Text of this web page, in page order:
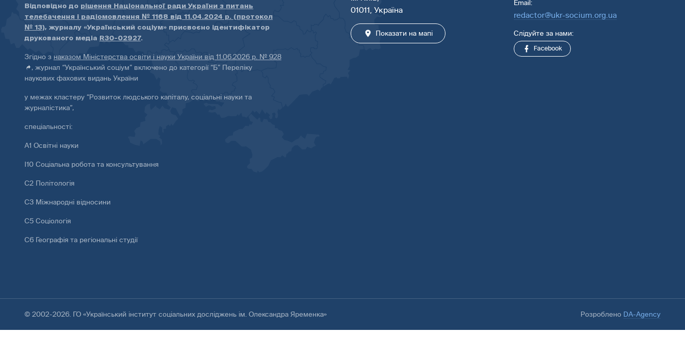
Відповідно до рішення Національної ради України з питань
телебачення і радіомовлення № 1168 від 11.04.2024 р. (протокол
№ 13), журналу «Український соціум» присвоєно ідентифікатор
друкованого медіа R30-02927.
Згідно з наказом Міністерства освіти і науки України від 11.06.2026 р. № 928
, журнал “Український соціум” включено до категорії “Б” Переліку
наукових фахових видань України
у межах кластеру “Розвиток людського капіталу, соціальні науки та
журналістика”,
спеціальності:
А1 Освітні науки
І10 Соціальна робота та консультування
С2 Політологія
С3 Міжнародні відносини
С5 Соціологія
С6 Географія та регіональні студії
01011, Україна
Показати на мапі
Email:
redactor@ukr-socium.org.ua
Слідуйте за нами:
Facebook
© 2002-2026. ГО «Український інститут соціальних досліджень ім. Олександра Яременка» Розроблено DA-Agency